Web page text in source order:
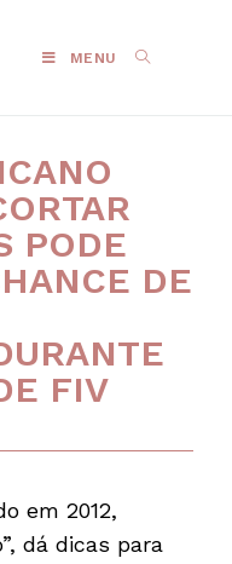
MENU
PODE
DE
FIV
em 2012,
dá dicas para